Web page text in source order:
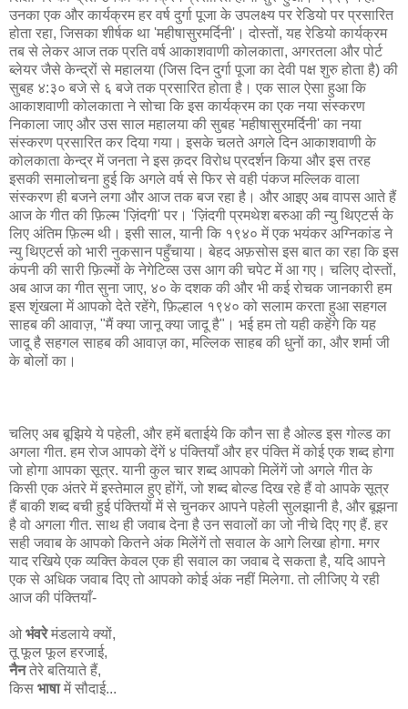
उनका एक और कार्यक्रम हर वर्ष दुर्गा पूजा के उपलक्ष्य पर रेडियो पर प्रसारित
होता रहा, जिसका शीर्षक था 'महीषासुरमर्दिनी'। दोस्तों, यह रेडियो कार्यक्रम
तब से लेकर आज तक प्रति वर्ष आकाशवाणी कोलकाता, अगरतला और पोर्ट
ब्लेयर जैसे केन्द्रों से महालया (जिस दिन दुर्गा पूजा का देवी पक्ष शुरु होता है) की
सुबह ४:३० बजे से ६ बजे तक प्रसारित होता है। एक साल ऐसा हुआ कि
आकाशवाणी कोलकाता ने सोचा कि इस कार्यक्रम का एक नया संस्करण
निकाला जाए और उस साल महालया की सुबह 'महीषासुरमर्दिनी' का नया
संस्करण प्रसारित कर दिया गया। इसके चलते अगले दिन आकाशवाणी के
कोलकाता केन्द्र में जनता ने इस क़दर विरोध प्रदर्शन किया और इस तरह
इसकी समालोचना हुई कि अगले वर्ष से फिर से वही पंकज मल्लिक वाला
संस्करण ही बजने लगा और आज तक बज रहा है। और आइए अब वापस आते हैं
आज के गीत की फ़िल्म 'ज़िंदगी' पर। 'ज़िंदगी प्रमथेश बरुआ की न्यु थिएटर्स के
लिए अंतिम फ़िल्म थी। इसी साल, यानी कि १९४० में एक भयंकर अग्निकांड ने
न्यु थिएटर्स को भारी नुकसान पहुँचाया। बेहद अफ़सोस इस बात का रहा कि इस
कंपनी की सारी फ़िल्मों के नेगेटिव्स उस आग की चपेट में आ गए। चलिए दोस्तों,
अब आज का गीत सुना जाए, ४० के दशक की और भी कई रोचक जानकारी हम
इस शृंखला में आपको देते रहेंगे, फ़िल्हाल १९४० को सलाम करता हुआ सहगल
साहब की आवाज़, "मैं क्या जानू क्या जादू है"। भई हम तो यही कहेंगे कि यह
जादू है सहगल साहब की आवाज़ का, मल्लिक साहब की धुनों का, और शर्मा जी
के बोलों का।
चलिए अब बूझिये ये पहेली, और हमें बताईये कि कौन सा है ओल्ड इस गोल्ड का
अगला गीत. हम रोज आपको देंगें ४ पंक्तियाँ और हर पंक्ति में कोई एक शब्द होगा
जो होगा आपका सूत्र. यानी कुल चार शब्द आपको मिलेंगें जो अगले गीत के
किसी एक अंतरे में इस्तेमाल हुए होंगें, जो शब्द बोल्ड दिख रहे हैं वो आपके सूत्र
हैं बाकी शब्द बची हुई पंक्तियों में से चुनकर आपने पहेली सुलझानी है, और बूझना
है वो अगला गीत. साथ ही जवाब देना है उन सवालों का जो नीचे दिए गए हैं. हर
सही जवाब के आपको कितने अंक मिलेंगें तो सवाल के आगे लिखा होगा. मगर
याद रखिये एक व्यक्ति केवल एक ही सवाल का जवाब दे सकता है, यदि आपने
एक से अधिक जवाब दिए तो आपको कोई अंक नहीं मिलेगा. तो लीजिए ये रही
आज की पंक्तियाँ-
ओभंवरेमंडलाये क्यों,
तू फूल फूल हरजाई,
नैनतेरे बतियाते हैं,
किस भाषामें सौदाई...